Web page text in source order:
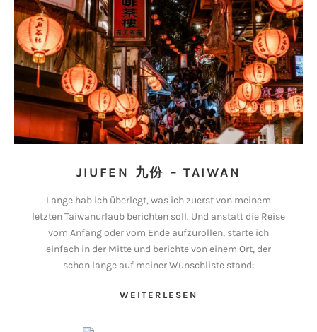
JIUFEN 九份 – TAIWAN
Lange hab ich überlegt, was ich zuerst von meinem
letzten Taiwanurlaub berichten soll. Und anstatt die Reise
vom Anfang oder vom Ende aufzurollen, starte ich
einfach in der Mitte und berichte von einem Ort, der
schon lange auf meiner Wunschliste stand:
WEITERLESEN